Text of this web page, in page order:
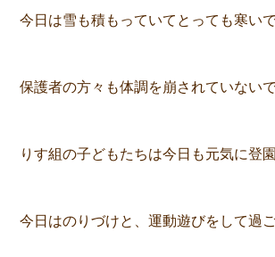
今日は雪も積もっていてとっても寒いで
保護者の方々も体調を崩されていない
りす組の子どもたちは今日も元気に登
今日はのりづけと、運動遊びをして過